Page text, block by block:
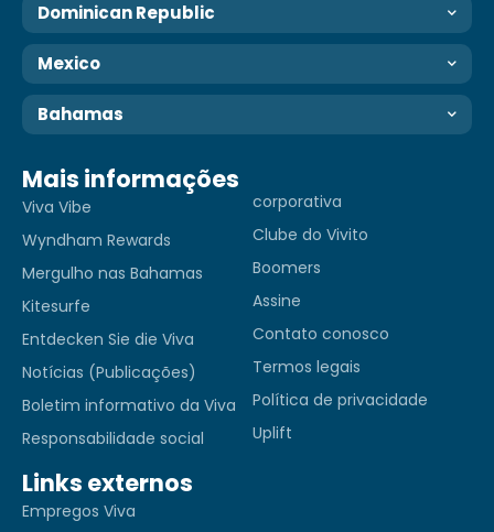
Dominican Republic
Mexico
Bahamas
Mais informações
Viva Vibe
Wyndham Rewards
Mergulho nas Bahamas
Kitesurfe
Entdecken Sie die Viva
Notícias (Publicações)
Boletim informativo da Viva
Responsabilidade social
corporativa
Clube do Vivito
Boomers
Assine
Contato conosco
Termos legais
Política de privacidade
Uplift
Links externos
Empregos Viva